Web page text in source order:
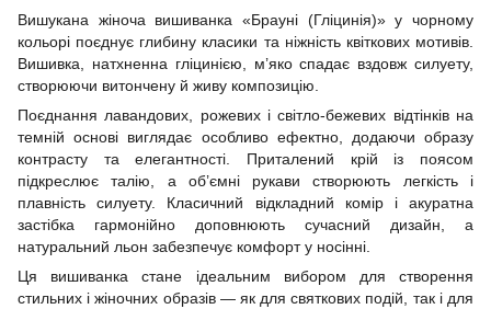
Вишукана жіноча вишиванка «Брауні (Гліцинія)» у чорному
кольорі поєднує глибину класики та ніжність квіткових мотивів.
Вишивка, натхненна гліцинією, м’яко спадає вздовж силуету,
створюючи витончену й живу композицію.
Поєднання лавандових, рожевих і світло-бежевих відтінків на
темній основі виглядає особливо ефектно, додаючи образу
контрасту та елегантності. Приталений крій із поясом
підкреслює талію, а об’ємні рукави створюють легкість і
плавність силуету. Класичний відкладний комір і акуратна
застібка гармонійно доповнюють сучасний дизайн, а
натуральний льон забезпечує комфорт у носінні.
Ця вишиванка стане ідеальним вибором для створення
стильних і жіночних образів — як для святкових подій, так і для